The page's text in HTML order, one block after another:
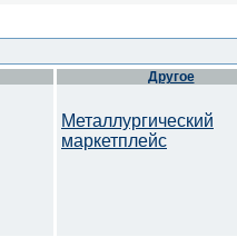
Другое
Металлургический
маркетплейс